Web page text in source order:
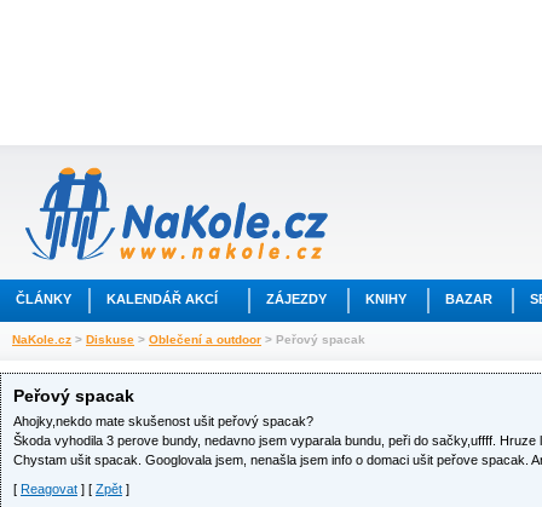
ČLÁNKY KALENDÁŘ AKCÍ ZÁJEZDY KNIHY BAZAR
NaKole.cz > Diskuse > Oblečení a outdoor > Peřový spacak
Peřový spacak
Ahojky,nekdo mate skušenost ušit peřový spacak?
Škoda vyhodila 3 perove bundy, nedavno jsem vyparala bundu, peři do sačky,uffff. Hruze
Chystam ušit spacak. Googlovala jsem, nenašla jsem info o domaci ušit peřove spacak.
[ Reagovat ] [ Zpět ]